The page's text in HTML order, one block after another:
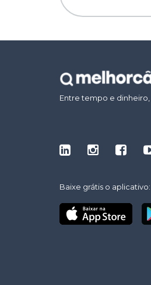
Entre tempo e
Baixe grátis o aplicativo: